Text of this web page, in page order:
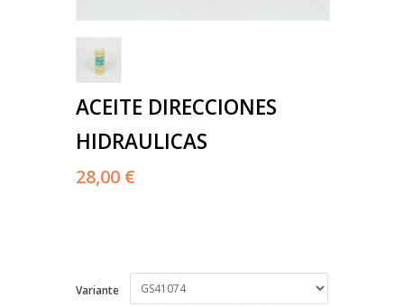
ACEITE DIRECCIONES
HIDRAULICAS
28,00 €
Variante